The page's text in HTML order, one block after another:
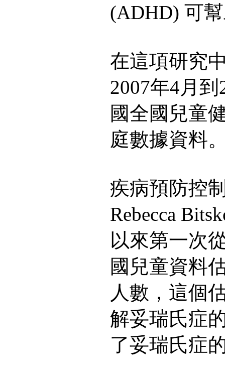
(ADHD) 可
在這項研究
2007年4月
國全國兒童
庭數據資料
疾病預防控
Rebecca
以來第一次
國兒童資料
人數，這個
解妥瑞氏症
了妥瑞氏症